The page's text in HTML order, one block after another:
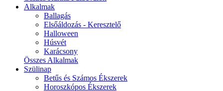
Alkalmak
Ballagás
Elsőáldozás - Keresztelő
Halloween
Húsvét
Karácsony
Összes Alkalmak
Szülinap
Betűs és Számos Ékszerek
Horoszkópos Ékszerek